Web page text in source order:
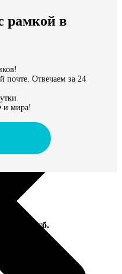
рамкой в
почте. Отвечаем за 24
и мира!
Цена, руб.